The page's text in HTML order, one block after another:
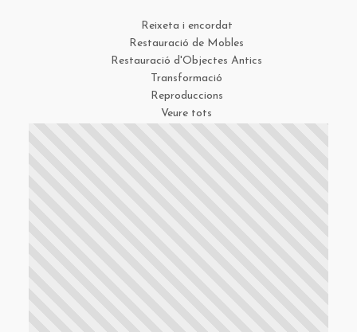
Reixeta i encordat
Restauració de Mobles
Restauració d'Objectes Antics
Transformació
Reproduccions
Veure tots